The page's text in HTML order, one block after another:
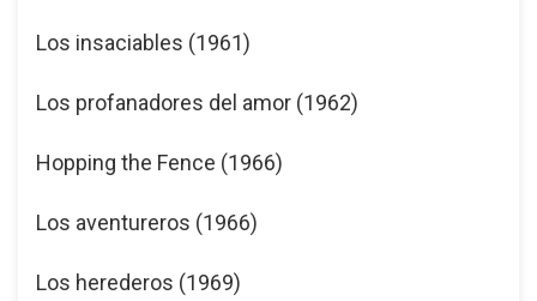
Los insaciables (1961)
Los profanadores del amor (1962)
Hopping the Fence (1966)
Los aventureros (1966)
Los herederos (1969)